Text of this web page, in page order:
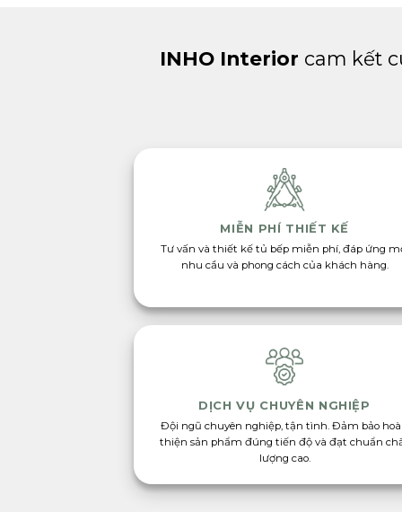
INHO Interior cam kết
MIỄN PHÍ THIẾT KẾ
Tư vấn và thiết kế tủ bếp miễn phí, đáp ứng
nhu cầu và phong cách của khách hàng.
DỊCH VỤ CHUYÊN NGHIỆP
Đội ngũ chuyên nghiệp, tận tình. Đảm bảo
thiện sản phẩm đúng tiến độ và đạt chuẩn
lượng cao.